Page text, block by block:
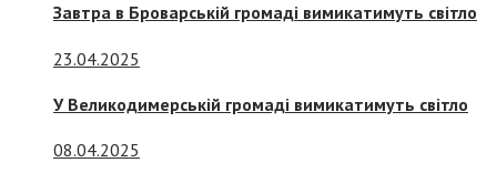
Завтра в Броварській громаді вимикатимуть світло
23.04.2025
У Великодимерській громаді вимикатимуть світло
08.04.2025